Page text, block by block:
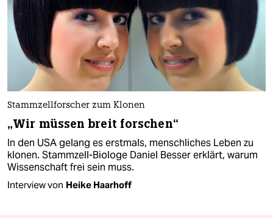
Stammzellforscher zum Klonen
„Wir müssen breit forschen“
In den USA gelang es erstmals, menschliches Leben zu
klonen. Stammzell-Biologe Daniel Besser erklärt, warum
Wissenschaft frei sein muss.
Interview von Heike Haarhoff